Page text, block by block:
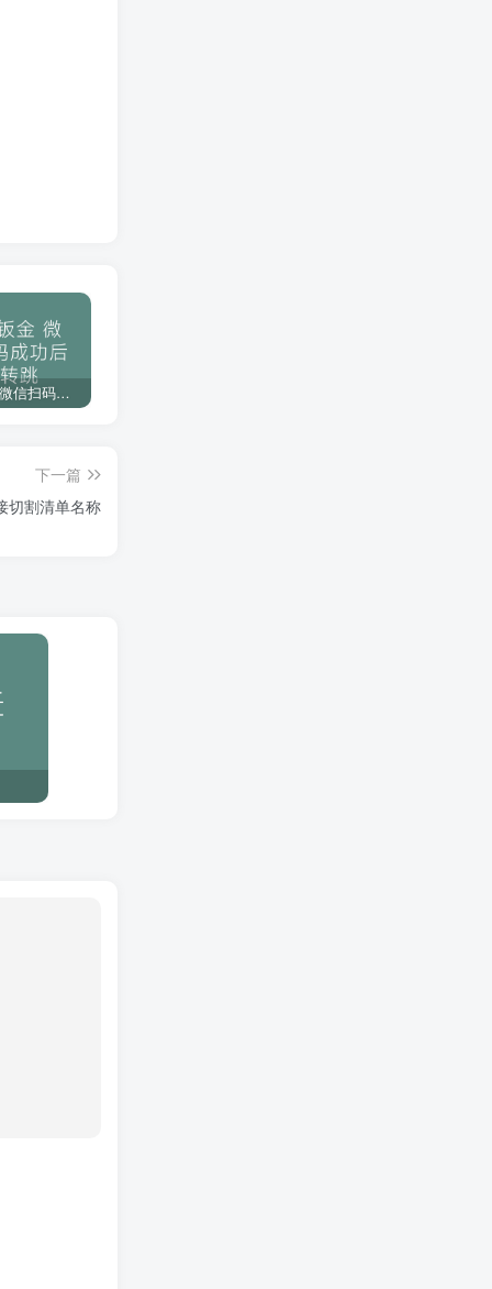
博士钣金 微信扫码成功后不转跳
下一篇
切割清单名称